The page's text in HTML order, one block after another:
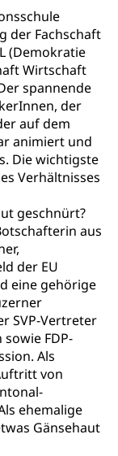
der Fachschaft
(Demokratie
Wirtschaft
spannende
der
auf dem
animiert und
Die wichtigste
Verhältnisses
geschnürt?
aus
der EU
eine gehörige
SVP-Vertreter
sowie FDP-
Als
von
ehemalige
Gänsehaut
BM
unilu
FH
hslu
UniLU,
Schweizer